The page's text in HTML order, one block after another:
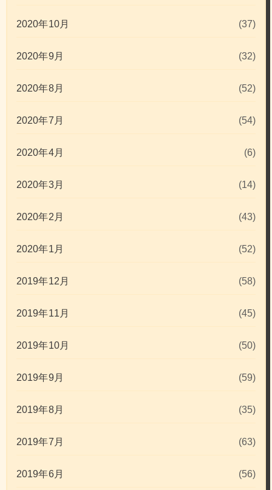
2020年10月 (37)
2020年9月 (32)
2020年8月 (52)
2020年7月 (54)
2020年4月 (6)
2020年3月 (14)
2020年2月 (43)
2020年1月 (52)
2019年12月 (58)
2019年11月 (45)
2019年10月 (50)
2019年9月 (59)
2019年8月 (35)
2019年7月 (63)
2019年6月 (56)